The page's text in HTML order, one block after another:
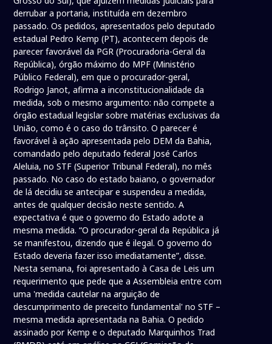
derrubar a portaria, instituída em dezembro
passado. Os pedidos, apresentados pelo deputado
estadual Pedro Kemp (PT), acontecem depois de
parecer favorável da PGR (Procuradoria-Geral da
República), órgão máximo do MPF (Ministério
Público Federal), em que o procurador-geral,
Rodrigo Janot, afirma a inconstitucionalidade da
medida, sob o mesmo argumento: não compete a
órgão estadual legislar sobre matérias exclusivas da
União, como é o caso do trânsito. O parecer é
favorável à ação apresentada pelo DEM da Bahia,
comandado pelo deputado federal José Carlos
Aleluia, no STF (Superior Tribunal Federal), no mês
passado. No caso do estado baiano, o governador
de lá decidiu se antecipar e suspendeu a medida,
antes de qualquer decisão neste sentido. A
expectativa é que o governo do Estado adote a
mesma medida. “O procurador-geral da República já
se manifestou, dizendo que é ilegal. O governo do
Estado deveria fazer isso imediatamente”, disse.
Nesta semana, foi apresentado à Casa de Leis um
requerimento que pede que a Assembleia entre com
uma 'medida cautelar na arguição de
descumprimento de preceito fundamental' no STF –
mesma medida apresentada na Bahia. O pedido
assinado por Kemp e o deputado Marquinhos Trad